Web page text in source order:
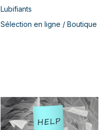
Lubifiants
Sélection en ligne / Boutique